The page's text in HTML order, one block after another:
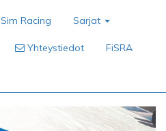
Sim Racing Sarjat
Yhteystiedot FiSRA